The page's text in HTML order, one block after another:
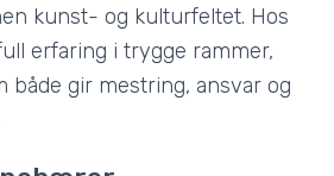
kunst- og kulturfeltet. Hos
erfaring i trygge rammer,
både gir mestring, ansvar og